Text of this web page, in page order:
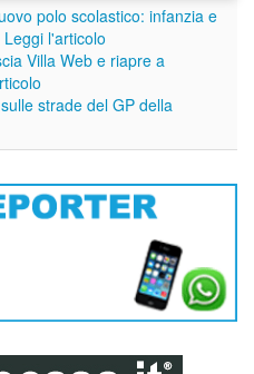
polo scolastico: infanzia e
Leggi l'articolo
Villa Web e riapre a
strade del GP della